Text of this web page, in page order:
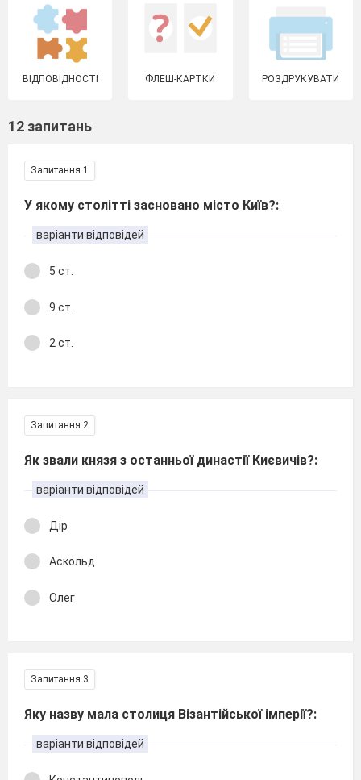
ВІДПОВІДНОСТІ ФЛЕШ-КАРТКИ РОЗДРУКУВАТИ
12 запитань
Запитання 1
У якому столітті засновано місто Київ?:
варіанти відповідей
5 ст.
9 ст.
2 ст.
Запитання 2
Як звали князя з останньої династії Києвичів?:
варіанти відповідей
Дір
Аскольд
Олег
Запитання 3
Яку назву мала столиця Візантійської імперії?:
варіанти відповідей